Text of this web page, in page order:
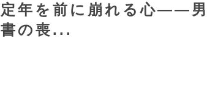
定年を前に崩れる心――男
書の喪...